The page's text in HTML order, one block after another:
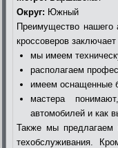
Округ: Южный
Преимущество нашего
кроссоверов
мы имеем
располагаем
имеем оснащенные
мастера
автомобилей и как
Также мы предлагаем
техобслуживания.